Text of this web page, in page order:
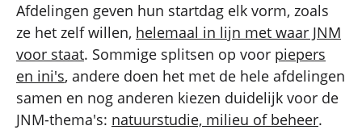
Afdelingen geven hun startdag elk vorm, zoals
ze het zelf willen, helemaal in lijn met waar JNM
voor staat. Sommige splitsen op voor piepers
en ini's, andere doen het met de hele afdelingen
samen en nog anderen kiezen duidelijk voor de
JNM-thema's: natuurstudie, milieu of beheer.